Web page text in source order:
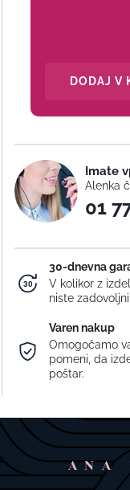
DODAJ V
Imate
Alenka
01
30-dnevna
V kolikor z
niste
Varen nakup
Omogočamo
pomeni, da
poštar.
ANA